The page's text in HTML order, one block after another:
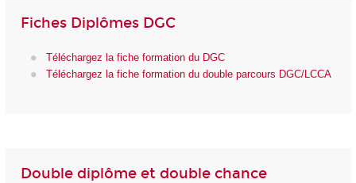
Fiches Diplômes DGC
Téléchargez la fiche formation du DGC
Téléchargez la fiche formation du double parcours DGC/LCCA
Double diplôme et double chance